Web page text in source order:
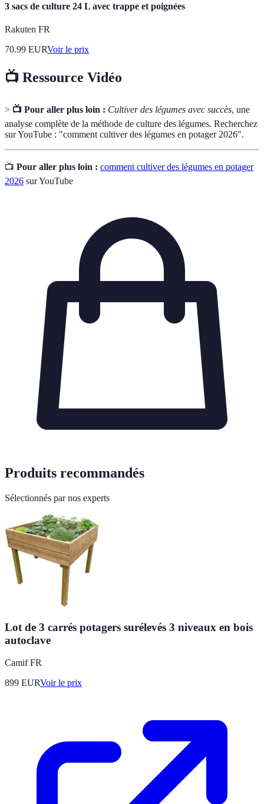
3 sacs de culture 24 L avec trappe et poignées
Rakuten FR
70.99 EURVoir le prix
📺 Ressource Vidéo
> 📺 Pour aller plus loin : Cultiver des légumes avec succès, une
analyse complète de la méthode de culture des légumes. Recherchez
sur YouTube : "comment cultiver des légumes en potager 2026".
📺 Pour aller plus loin : comment cultiver des légumes en potager
2026 sur YouTube
Produits recommandés
Sélectionnés par nos experts
Lot de 3 carrés potagers surélevés 3 niveaux en bois
autoclave
Camif FR
899 EURVoir le prix